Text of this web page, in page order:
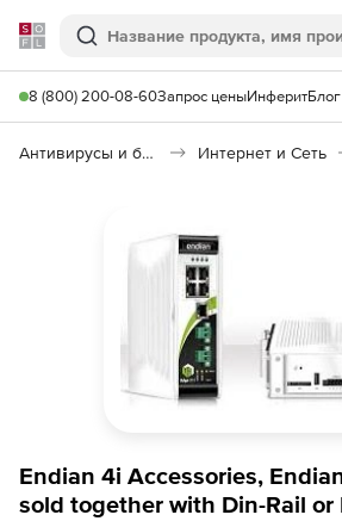
Softline
Поиск
8 (800) 200-08-60Запрос ценыИнферитБлог
Антивирусы и безопасность Интернет и Сеть
Endian 4i Accessories,
sold together with Din-Rail or